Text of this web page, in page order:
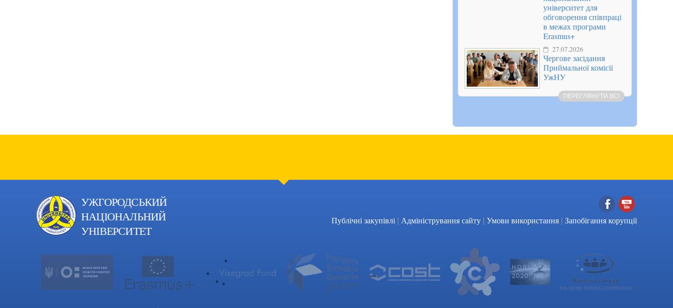
університет для
обговорення співпраці
в межах програми
Erasmus+
27.07.2026
Чергове засідання
Приймальної комісії
УжНУ
ПЕРЕГЛЯНУТИ ВСІ
УЖГОРОДСЬКИЙ
НАЦІОНАЛЬНИЙ
УНІВЕРСИТЕТ
Facebook
YouTube
Публічні закупівлі | Адміністрування сайту | Умови використання | Запобігання корупції